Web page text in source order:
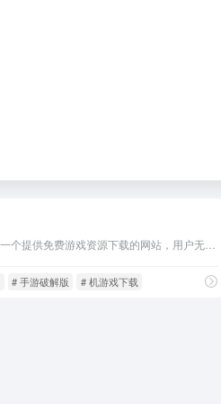
# 手游破解版 # 机游戏下载